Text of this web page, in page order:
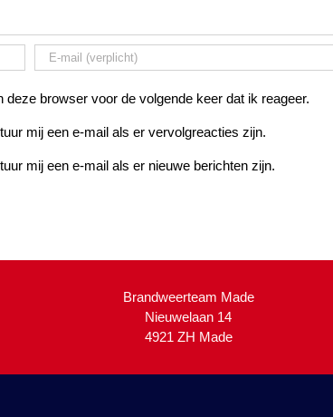
browser voor de volgende keer dat ik reageer.
mij een e-mail als er vervolgreacties zijn.
mij een e-mail als er nieuwe berichten zijn.
Brandweerteam Made
Nieuwelaan 14
4921 ZH Made